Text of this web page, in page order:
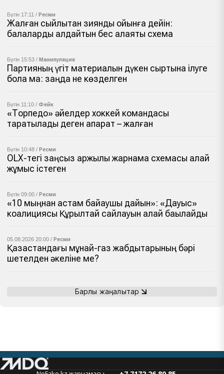
Бүгін 17:11 / Ресми
Жалған сыйлықтан зиянды ойынға дейін:
балаларды алдайтын бес алаяқтық схема
Бүгін 15:53 / Манипуляция
Партияның үгіт материалын дүкен сыртына ілуге
бола ма: заңда не көзделген
Бүгін 11:10 / Фейк
«Торпедо» әйелдер хоккей командасы
таратылады деген ақпарат – жалған
Бүгін 10:48 / Ресми
OLX-тегі заңсыз қаржылық жарнама схемасы қалай
жұмыс істеген
Бүгін 09:00 / Ресми
«10 мыңнан астам байқаушы дайын»: «Дауыс»
коалициясы Құрылтай сайлауын қалай бақылайды
05.08.2026 20:00 / Ресми
Қазақстандағы мұнай-газ жабдықтарының бәрі
шетелден әкеліне ме?
Барлық жаңалықтар